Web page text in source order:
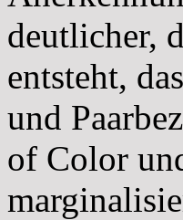
deutlicher,
entsteht,
und
of Color